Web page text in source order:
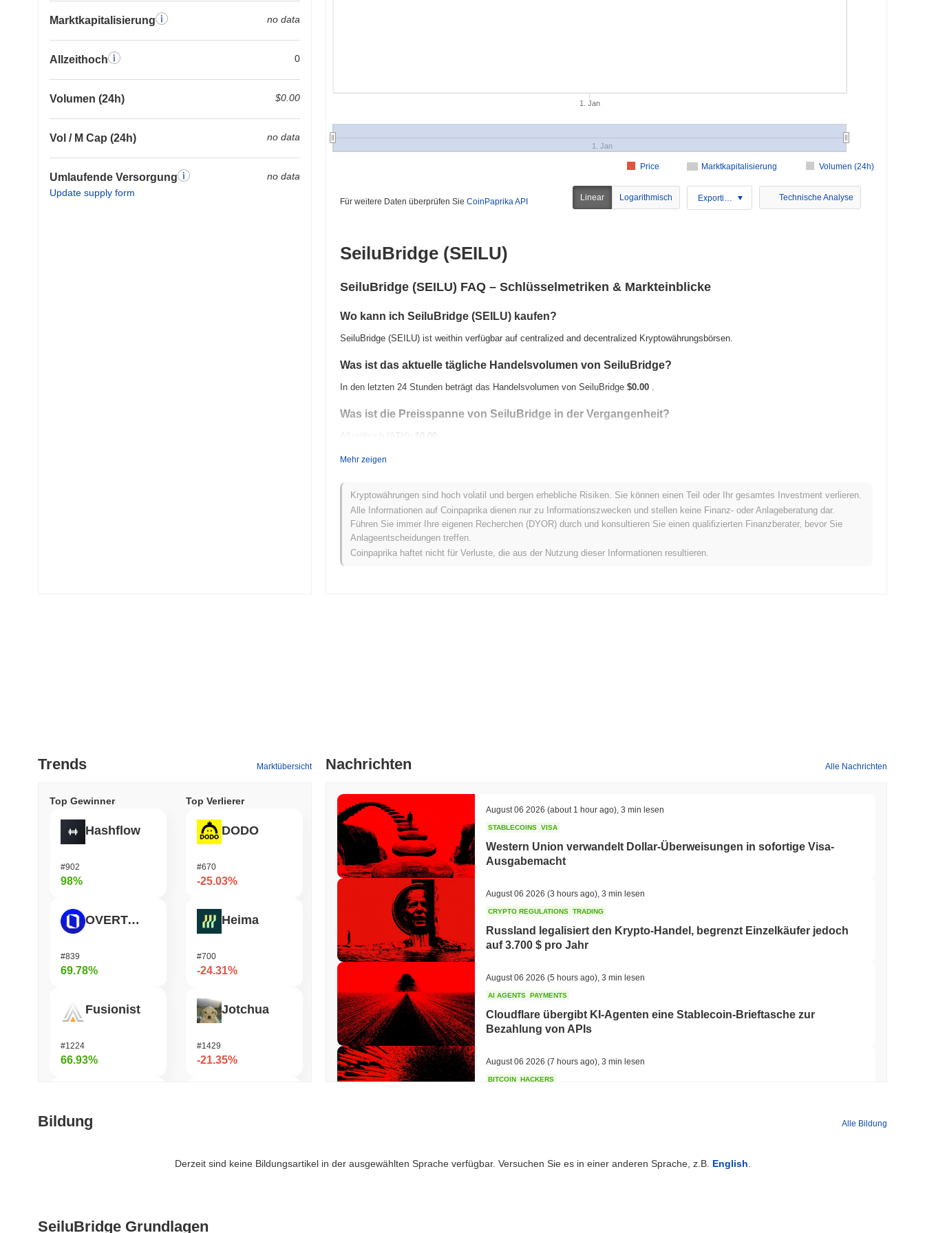
Marktkapitalisierung no data
Allzeithoch 0
Volumen (24h) $0.00
Vol / M Cap (24h) no data
Umlaufende Versorgung
Update supply form
no data
Marktkapitalisierung Volumen (24h)
Price
1. Jan
1. Jan
Für weitere Daten überprüfen Sie CoinPaprika API Linear Logarithmisch Exportieren Technische Analyse
SeiluBridge (SEILU)
SeiluBridge (SEILU) FAQ – Schlüsselmetriken & Markteinblicke
Wo kann ich SeiluBridge (SEILU) kaufen?
SeiluBridge (SEILU) ist weithin verfügbar auf centralized and decentralized Kryptowährungsbörsen.
Was ist das aktuelle tägliche Handelsvolumen von SeiluBridge?
In den letzten 24 Stunden beträgt das Handelsvolumen von SeiluBridge $0.00 .
Was ist die Preisspanne von SeiluBridge in der Vergangenheit?
Allzeithoch (ATH):
$0.00
Wie schneidet SeiluBridge im Vergleich zum breiteren Kryptomarkt ab?
In den letzten 7 Tagen ist SeiluBridge um0.00%gestiegen und übertraf damit den gesamten Kryptomarkt der einen Rückgang von
0.72%verzeichnete. Dies deutet auf eine starke Performance der Preisentwicklung von SEILU im Vergleich zur breiteren
Marktdynamik hin.
Mehr zeigen
Kryptowährungen sind hoch volatil und bergen erhebliche Risiken. Sie können einen Teil oder Ihr gesamtes Investment verlieren.
Alle Informationen auf Coinpaprika dienen nur zu Informationszwecken und stellen keine Finanz- oder Anlageberatung dar.
Führen Sie immer Ihre eigenen Recherchen (DYOR) durch und konsultieren Sie einen qualifizierten Finanzberater, bevor Sie
Anlageentscheidungen treffen.
Coinpaprika haftet nicht für Verluste, die aus der Nutzung dieser Informationen resultieren.
Trends Marktübersicht
Top Gewinner
Hashflow
#902
98%
OVERTAKE
#839
69.78%
Fusionist
#1224
66.93%
#400
Top Verlierer
DODO
#670
-25.03%
Heima
#700
-24.31%
Jotchua
#1429
-21.35%
#1719
Nachrichten Alle Nachrichten
August 06 2026 (about 1 hour ago) 3 min lesen
STABLECOINS VISA
Western Union verwandelt Dollar-Überweisungen in sofortige Visa-
Ausgabemacht
August 06 2026 (3 hours ago) 3 min lesen
CRYPTO REGULATIONS TRADING
Russland legalisiert den Krypto-Handel, begrenzt Einzelkäufer jedoch
auf 3.700 $ pro Jahr
August 06 2026 (5 hours ago) 3 min lesen
AI AGENTS PAYMENTS
Cloudflare übergibt KI-Agenten eine Stablecoin-Brieftasche zur
Bezahlung von APIs
August 06 2026 (7 hours ago) 3 min lesen
BITCOIN HACKERS
CIRCLE TOKENIZATION
Bildung Alle Bildung
Derzeit sind keine Bildungsartikel in der ausgewählten Sprache verfügbar. Versuchen Sie es in einer anderen Sprache, z.B. English
SeiluBridge Grundlagen